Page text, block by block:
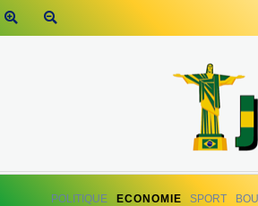
POLITIQUE ECONOMIE SPORT